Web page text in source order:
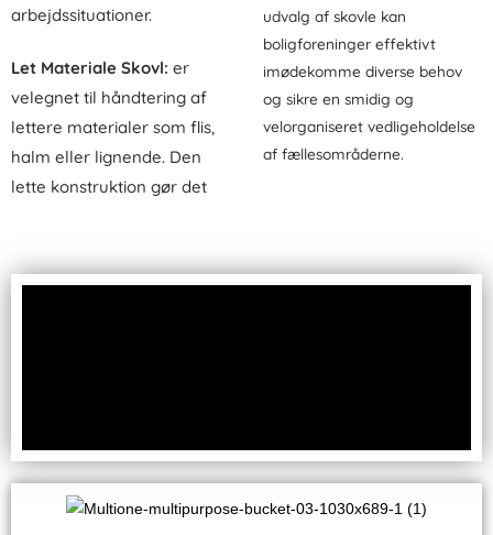
arbejdssituationer.
Let Materiale Skovl: er
velegnet til håndtering af
lettere materialer som flis,
halm eller lignende. Den
lette konstruktion gør det
udvalg af skovle kan
boligforeninger effektivt
imødekomme diverse behov
og sikre en smidig og
velorganiseret vedligeholdelse
af fællesområderne.